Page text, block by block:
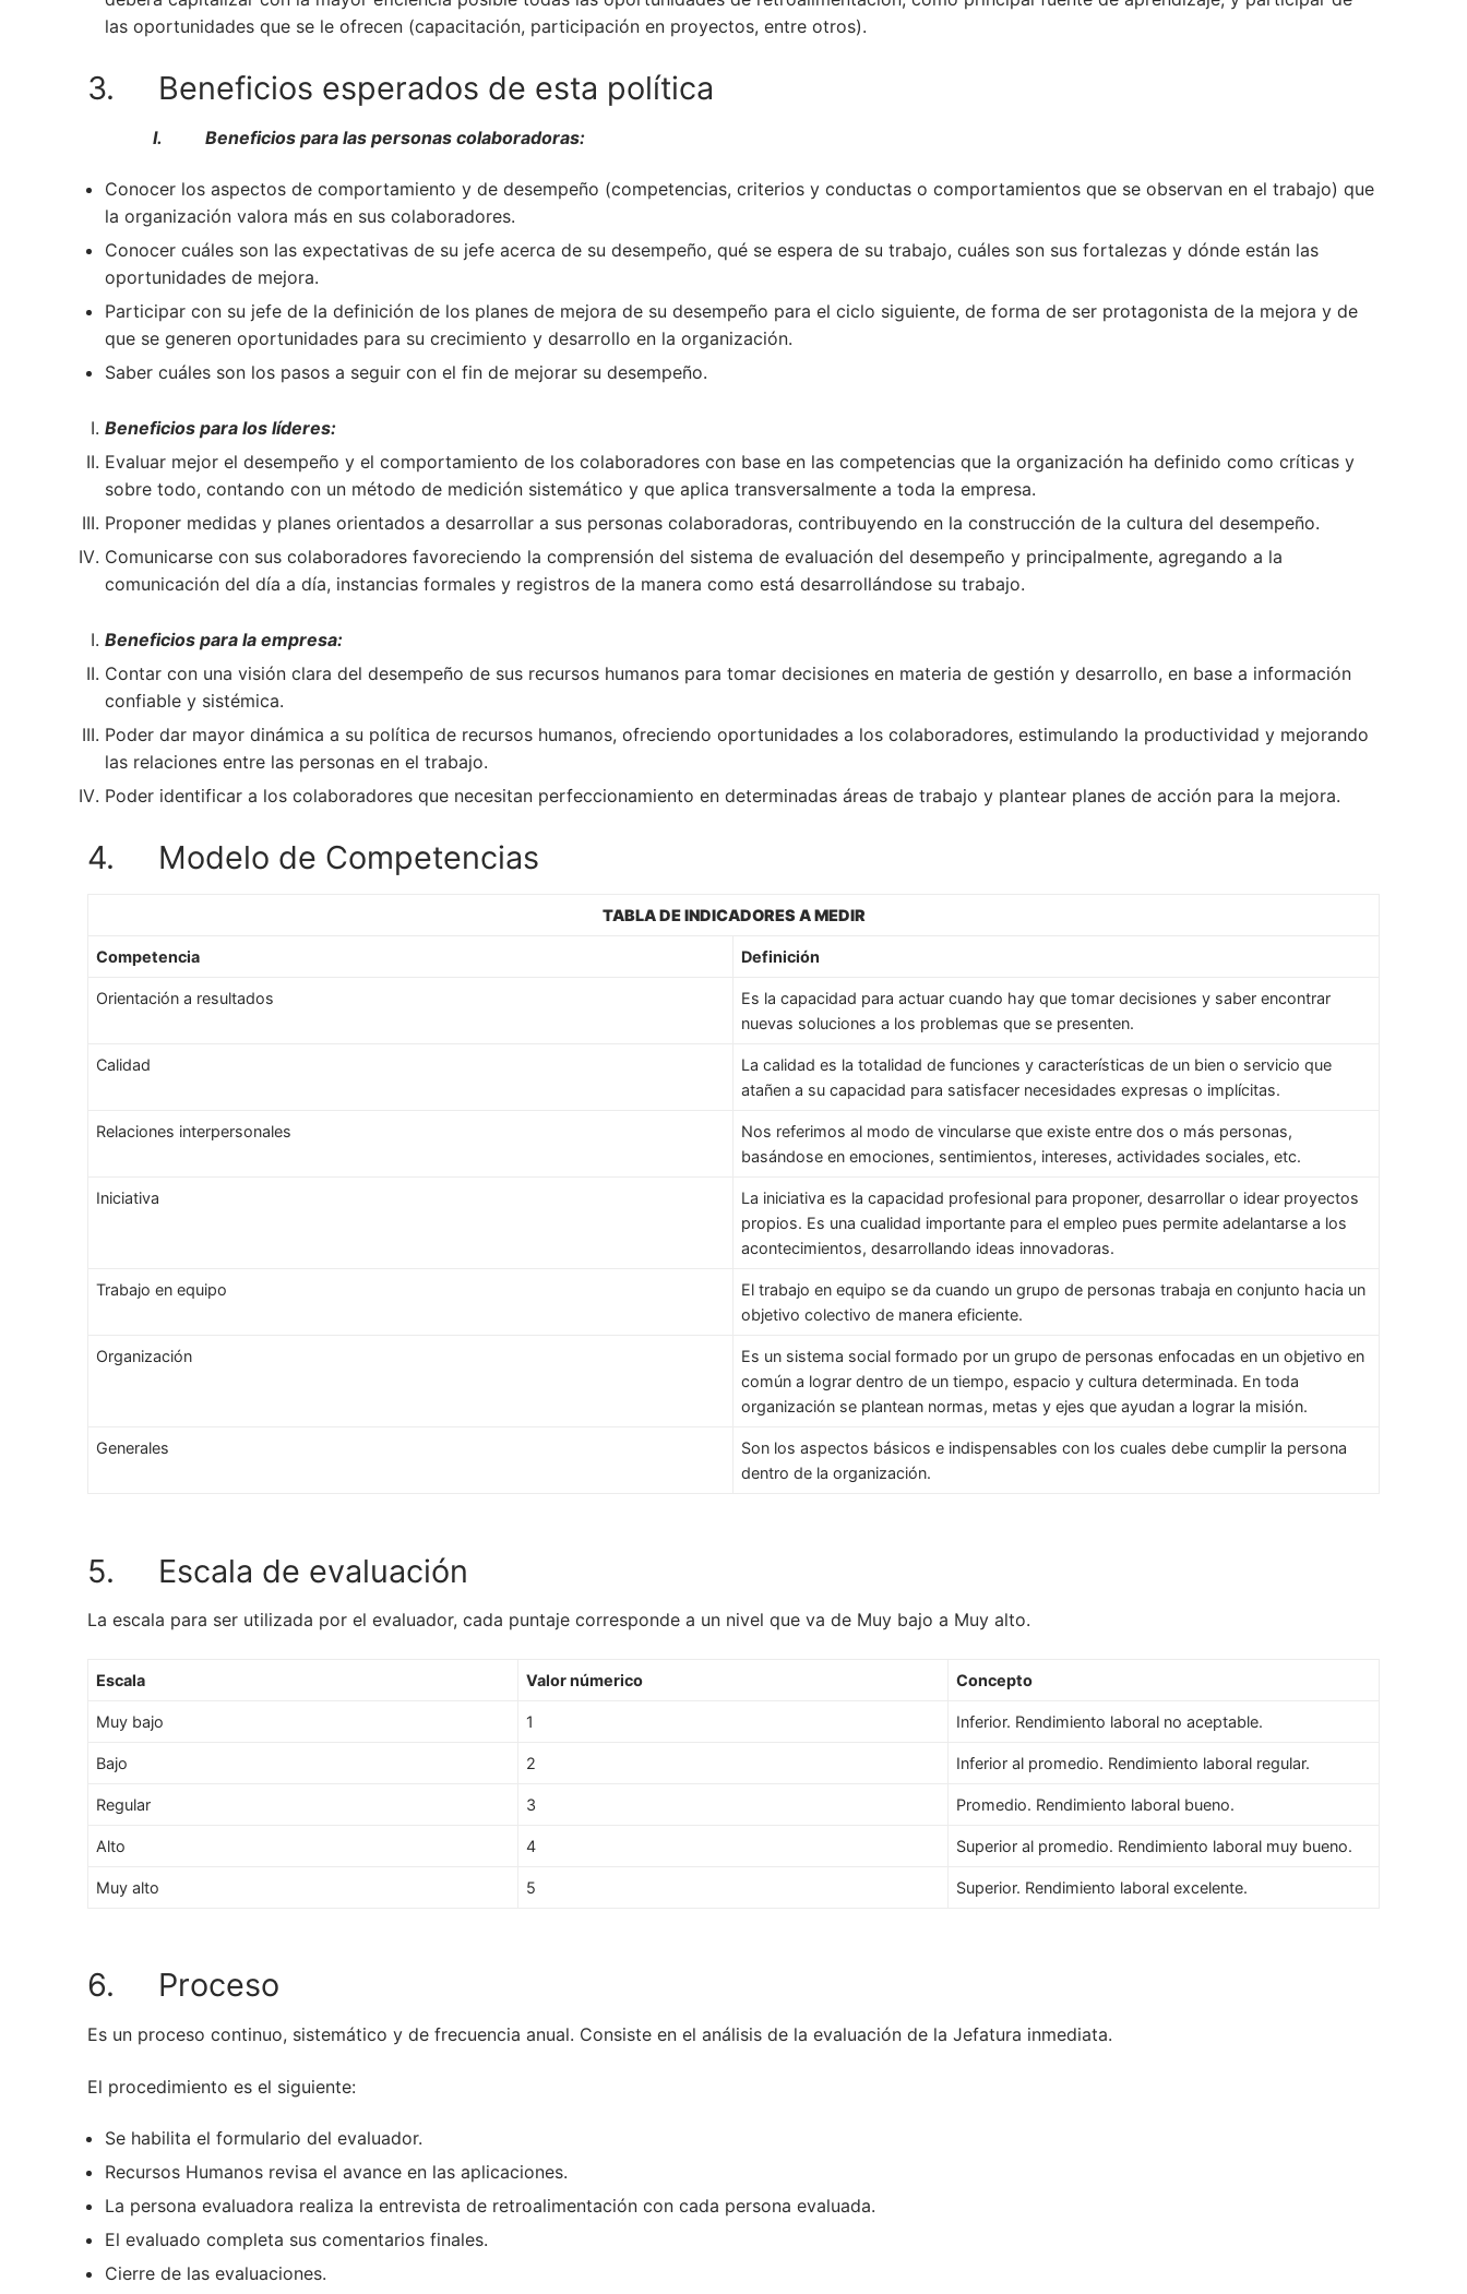
las oportunidades que se le ofrecen (capacitación, participación en proyectos, entre otros).
3. Beneficios esperados de esta política
I. Beneficios para las personas colaboradoras:
Conocer los aspectos de comportamiento y de desempeño (competencias, criterios y conductas o comportamientos que se observan en el trabajo) que
la organización valora más en sus colaboradores.
Conocer cuáles son las expectativas de su jefe acerca de su desempeño, qué se espera de su trabajo, cuáles son sus fortalezas y dónde están las
oportunidades de mejora.
Participar con su jefe de la definición de los planes de mejora de su desempeño para el ciclo siguiente, de forma de ser protagonista de la mejora y de
que se generen oportunidades para su crecimiento y desarrollo en la organización.
Saber cuáles son los pasos a seguir con el fin de mejorar su desempeño.
Beneficios para los líderes:
Evaluar mejor el desempeño y el comportamiento de los colaboradores con base en las competencias que la organización ha definido como críticas y
sobre todo, contando con un método de medición sistemático y que aplica transversalmente a toda la empresa.
Proponer medidas y planes orientados a desarrollar a sus personas colaboradoras, contribuyendo en la construcción de la cultura del desempeño.
Comunicarse con sus colaboradores favoreciendo la comprensión del sistema de evaluación del desempeño y principalmente, agregando a la
comunicación del día a día, instancias formales y registros de la manera como está desarrollándose su trabajo.
Beneficios para la empresa:
Contar con una visión clara del desempeño de sus recursos humanos para tomar decisiones en materia de gestión y desarrollo, en base a información
confiable y sistémica.
Poder dar mayor dinámica a su política de recursos humanos, ofreciendo oportunidades a los colaboradores, estimulando la productividad y mejorando
las relaciones entre las personas en el trabajo.
Poder identificar a los colaboradores que necesitan perfeccionamiento en determinadas áreas de trabajo y plantear planes de acción para la mejora.
4. Modelo de Competencias
TABLA DE INDICADORES A MEDIR
Competencia Definición
Orientación a resultados
Es la capacidad para actuar cuando hay que tomar decisiones y saber encontrar
nuevas soluciones a los problemas que se presenten.
Calidad
La calidad es la totalidad de funciones y características de un bien o servicio que
atañen a su capacidad para satisfacer necesidades expresas o implícitas.
Relaciones interpersonales
Nos referimos al modo de vincularse que existe entre dos o más personas,
basándose en emociones, sentimientos, intereses, actividades sociales, etc.
Iniciativa
La iniciativa es la capacidad profesional para proponer, desarrollar o idear proyectos
propios. Es una cualidad importante para el empleo pues permite adelantarse a los
acontecimientos, desarrollando ideas innovadoras.
Trabajo en equipo
El trabajo en equipo se da cuando un grupo de personas trabaja en conjunto hacia un
objetivo colectivo de manera eficiente.
Organización
Es un sistema social formado por un grupo de personas enfocadas en un objetivo en
común a lograr dentro de un tiempo, espacio y cultura determinada. En toda
organización se plantean normas, metas y ejes que ayudan a lograr la misión.
Generales
Son los aspectos básicos e indispensables con los cuales debe cumplir la persona
dentro de la organización.
5. Escala de evaluación
La escala para ser utilizada por el evaluador, cada puntaje corresponde a un nivel que va de Muy bajo a Muy alto.
Escala Valor númerico Concepto
Muy bajo 1 Inferior. Rendimiento laboral no aceptable.
Bajo 2 Inferior al promedio. Rendimiento laboral regular.
Regular 3 Promedio. Rendimiento laboral bueno.
Alto 4 Superior al promedio. Rendimiento laboral muy bueno.
Muy alto 5 Superior. Rendimiento laboral excelente.
6. Proceso
Es un proceso continuo, sistemático y de frecuencia anual. Consiste en el análisis de la evaluación de la Jefatura inmediata.
El procedimiento es el siguiente:
Se habilita el formulario del evaluador.
Recursos Humanos revisa el avance en las aplicaciones.
La persona evaluadora realiza la entrevista de retroalimentación con cada persona evaluada.
El evaluado completa sus comentarios finales.
Cierre de las evaluaciones.